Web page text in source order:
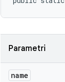
Parametri
name